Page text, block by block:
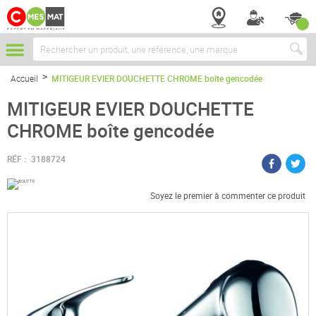
Chercher
Accueil MITIGEUR EVIER DOUCHETTE CHROME boîte gencodée
MITIGEUR EVIER DOUCHETTE
CHROME boîte gencodée
RÉF : 3188724
Soyez le premier à commenter ce produit
Passer